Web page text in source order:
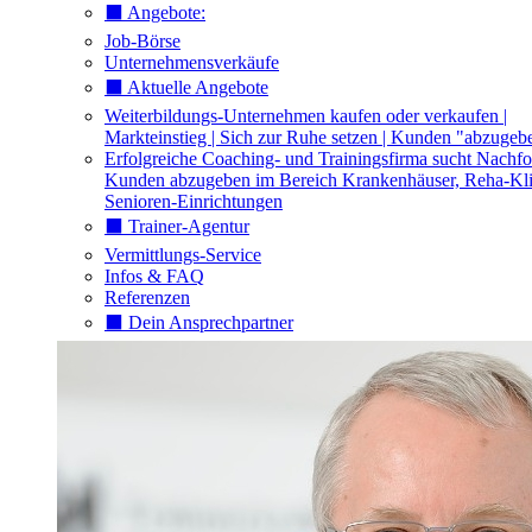
⬛️ Angebote:
Job-Börse
Unternehmensverkäufe
⬛️ Aktuelle Angebote
Weiterbildungs-Unternehmen kaufen oder verkaufen |
Markteinstieg | Sich zur Ruhe setzen | Kunden
Erfolgreiche Coaching- und Trainingsfirma sucht
Kunden abzugeben im Bereich Krankenhäuser, Reha-
Senioren-Einrichtungen
⬛️ Trainer-Agentur
Vermittlungs-Service
Infos & FAQ
Referenzen
⬛️ Dein Ansprechpartner